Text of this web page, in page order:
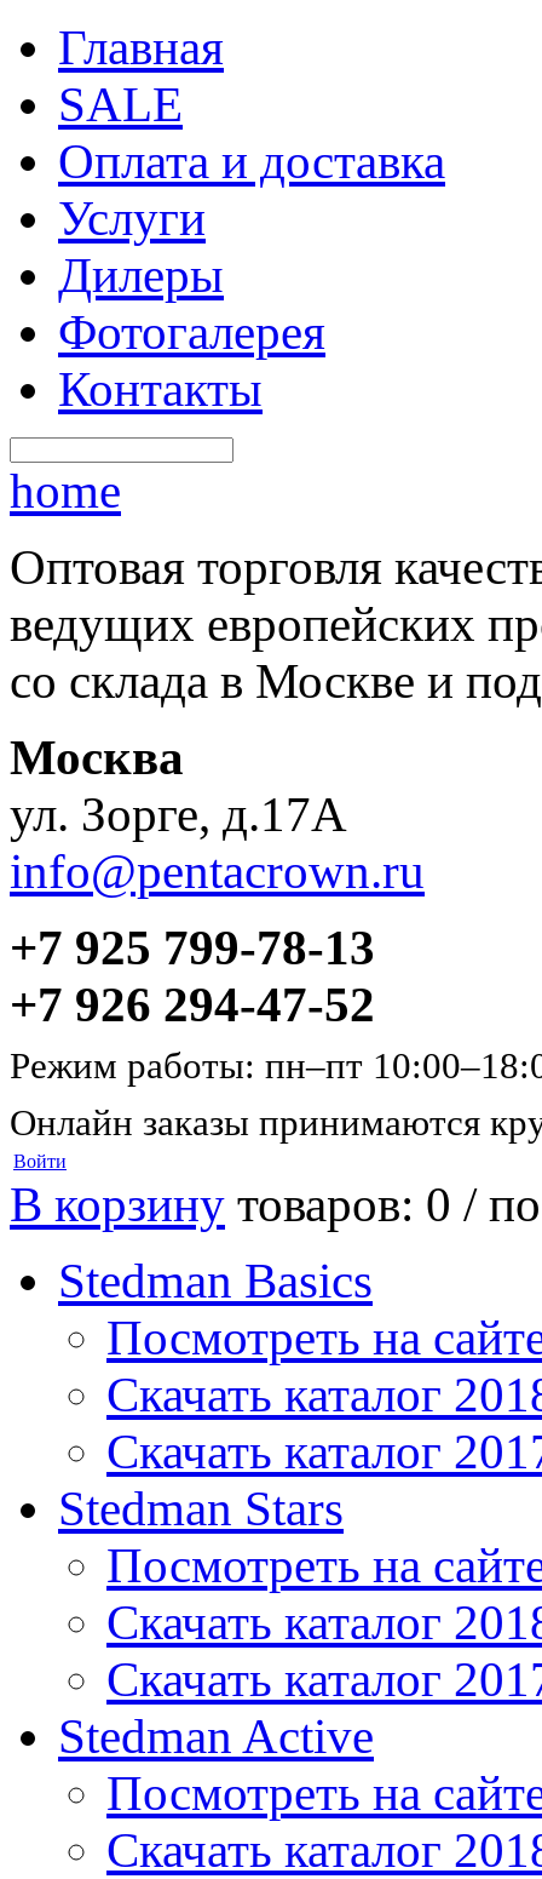
Главная
SALE
Оплата и доставка
Услуги
Дилеры
Фотогалерея
Контакты
home
Оптовая торговля
ведущих европейских
со склада в Москве и под
Москва
ул. Зорге, д.17А
info@pentacrown.ru
+7 925 799-78-13
+7 926 294-47-52
Режим работы: пн–пт
Онлайн заказы принимаются
Войти
В корзину товаров: 0 /
Stedman Basics
Посмотреть на
Скачать каталог
Скачать каталог
Stedman Stars
Посмотреть на
Скачать каталог
Скачать каталог
Stedman Active
Посмотреть на
Скачать каталог